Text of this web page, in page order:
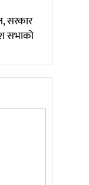
सरकार
सभाको